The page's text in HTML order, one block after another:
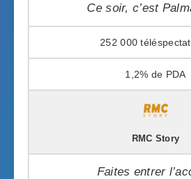
Ce soir, c’est
252 000
1,2%
RMC Story
Faites entrer